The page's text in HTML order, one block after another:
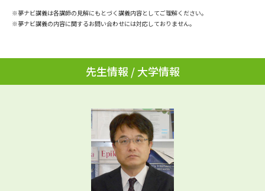
Ｑ＆Ａ よくあるご質問 大学進学IDについて
受付内容・発送状況の確認
テレメール
テレメール進学カタログ
訂正のご案内
※夢ナビ講義は各講師の見解にもとづく講義内容としてご理解ください。
※夢ナビ講義の内容に関するお問い合わせには対応しておりません。
先生情報 / 大学情報